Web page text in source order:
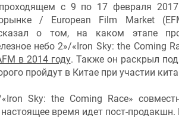
с 9 по 17 февраля 2017
/ European Film Market
о том, на каком этапе
небо 2»/«Iron Sky: the Coming
в 2014 году. Также он раскрыл
пройдут в Китае при участии
Sky: the Coming Race»
время идет пост-